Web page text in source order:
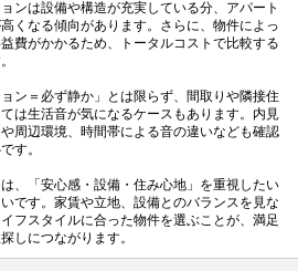
ンは設備や構造が充実している分、アパート
くなる傾向があります。さらに、物件によっ
費がかかるため、トータルコストで比較する
ン＝必ず静か」とは限らず、間取りや隣接住
は生活音が気になるケースもあります。内見
周辺環境、時間帯による音の違いなども確認
す。
、「安心感・設備・住み心地」を重視したい
です。家賃や立地、設備とのバランスを見な
フスタイルに合った物件を選ぶことが、満足
しにつながります。